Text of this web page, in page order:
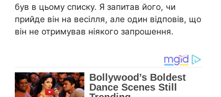
був в цьому списку. Я запитав його, чи
прийде він на весілля, але один відповів, що
він не отримував ніякого запрошення.